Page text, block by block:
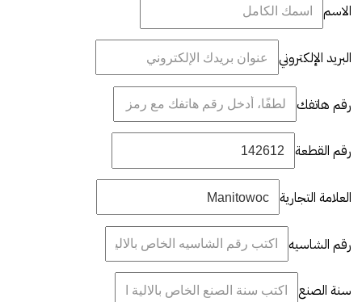
الاسم
البريد الإلكتروني
رقم هاتفك
رقم القطعة
العلامة التجارية
رقم الشاسيه
سنة الصنع